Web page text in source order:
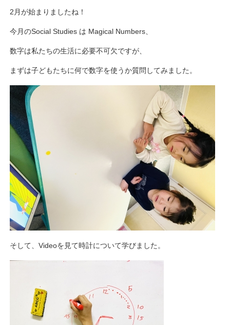
2月が始まりましたね！
今月のSocial Studies は Magical Numbers、
数字は私たちの生活に必要不可欠ですが、
まずは子どもたちに何で数字を使うか質問してみました。
そして、Videoを見て時計について学びました。